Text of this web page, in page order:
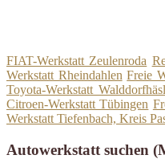
FIAT-Werkstatt Zeulenroda
Werkstatt Rheindahlen Freie
Toyota-Werkstatt
Citroen-Werkstatt Tübingen
Werkstatt Tiefenbach, Kreis
Autowerkstatt suchen